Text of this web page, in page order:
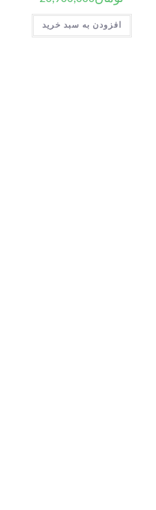
افزودن به سبد خرید